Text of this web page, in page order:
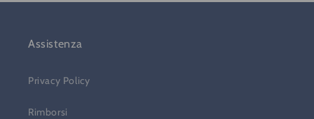
Assistenza
Privacy Policy
Rimborsi